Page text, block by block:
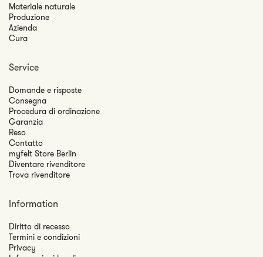
Materiale naturale
Produzione
Azienda
Cura
Service
Domande e risposte
Consegna
Procedura di ordinazione
Garanzia
Reso
Contatto
myfelt Store Berlin
Diventare rivenditore
Trova rivenditore
Information
Diritto di recesso
Termini e condizioni
Privacy